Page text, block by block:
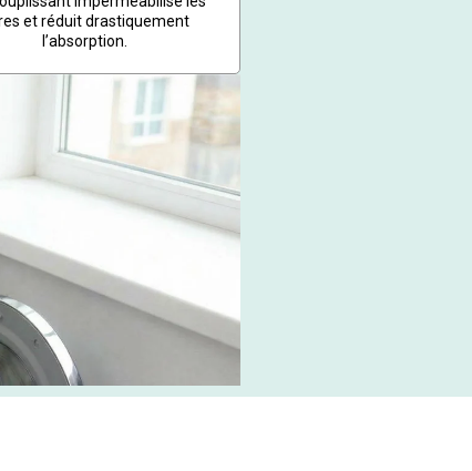
et réduit drastiquement
l’absorption.